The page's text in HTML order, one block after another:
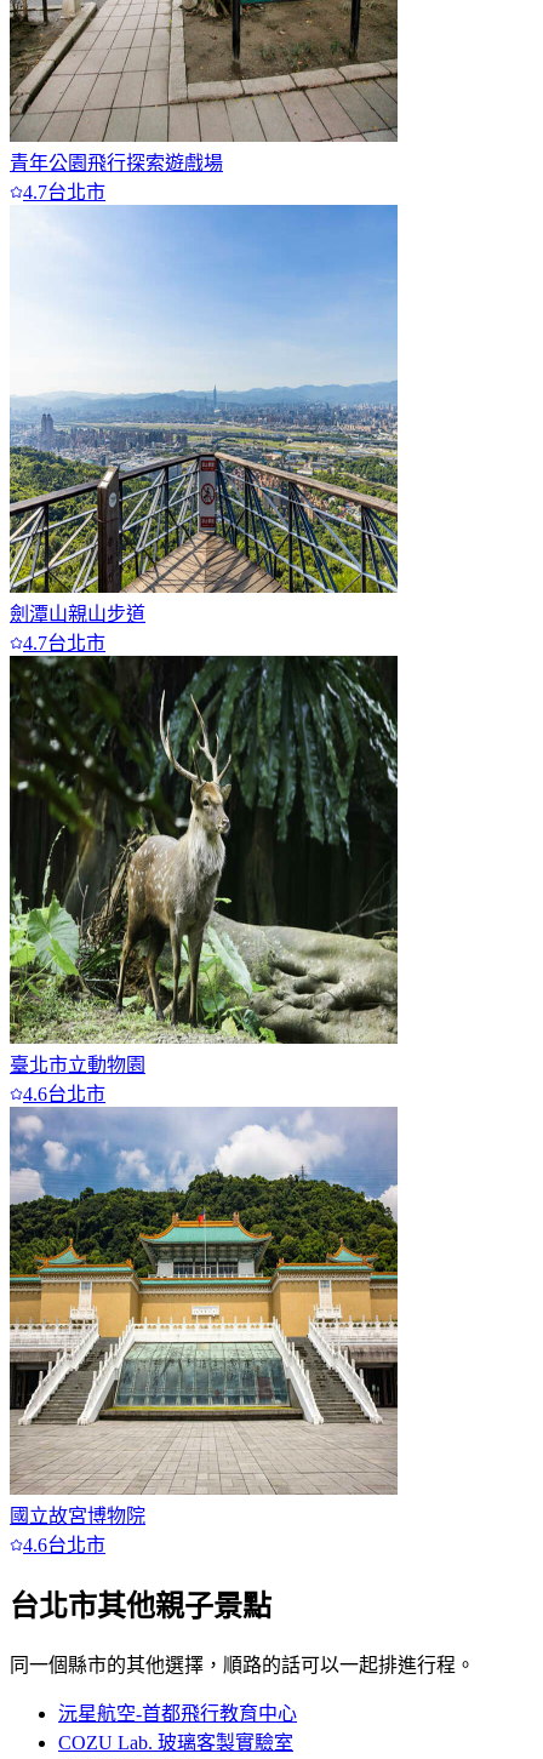
青年公園飛行探索遊戲場
4.7台北市
劍潭山親山步道
4.7台北市
臺北市立動物園
4.6台北市
國立故宮博物院
4.6台北市
台北市其他親子景點
同一個縣市的其他選擇，順路的話可以一起排進行程。
沅星航空-首都飛行教育中心
COZU Lab. 玻璃客製實驗室